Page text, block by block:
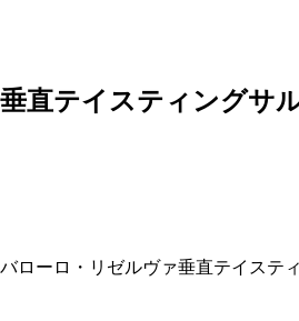
直テイスティングサ
ローロ・リゼルヴァ垂直テイステ